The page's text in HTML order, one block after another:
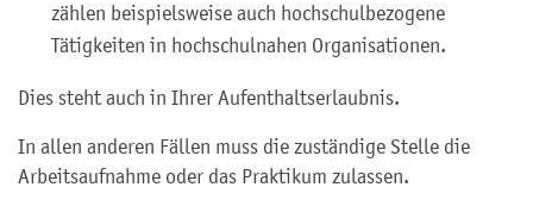
zählen beispielsweise auch hochschulbezogene
Tätigkeiten in hochschulnahen Organisationen.
Dies steht auch in Ihrer Aufenthaltserlaubnis.
In allen anderen Fällen muss die zuständige Stelle die
Arbeitsaufnahme oder das Praktikum zulassen.